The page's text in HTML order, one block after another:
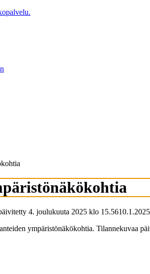
4. joulukuuta 2025 klo 15.5610.1.2025
ympäristönäkökohtia. Tilannekuvaa